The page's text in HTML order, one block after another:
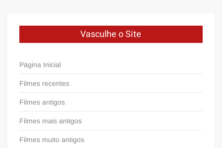
Vasculhe o Site
Página Inicial
Filmes recentes
Filmes antigos
Filmes mais antigos
Filmes muito antigos